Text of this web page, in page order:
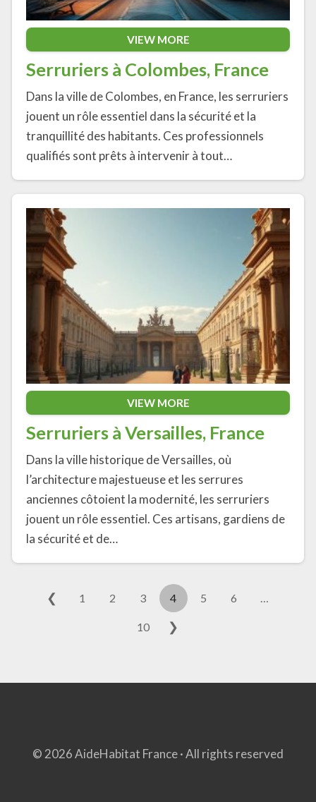
VIEW MORE
Serruriers à Colombes, France
Dans la ville de Colombes, en France, les serruriers
jouent un rôle essentiel dans la sécurité et la
tranquillité des habitants. Ces professionnels
qualifiés sont prêts à intervenir à tout…
VIEW MORE
Serruriers à Versailles, France
Dans la ville historique de Versailles, où
l’architecture majestueuse et les serrures
anciennes côtoient la modernité, les serruriers
jouent un rôle essentiel. Ces artisans, gardiens de
la sécurité et de…
❮ 1 2 3 4 5 6 …
10 ❯
© 2026 AideHabitat France · All rights reserved